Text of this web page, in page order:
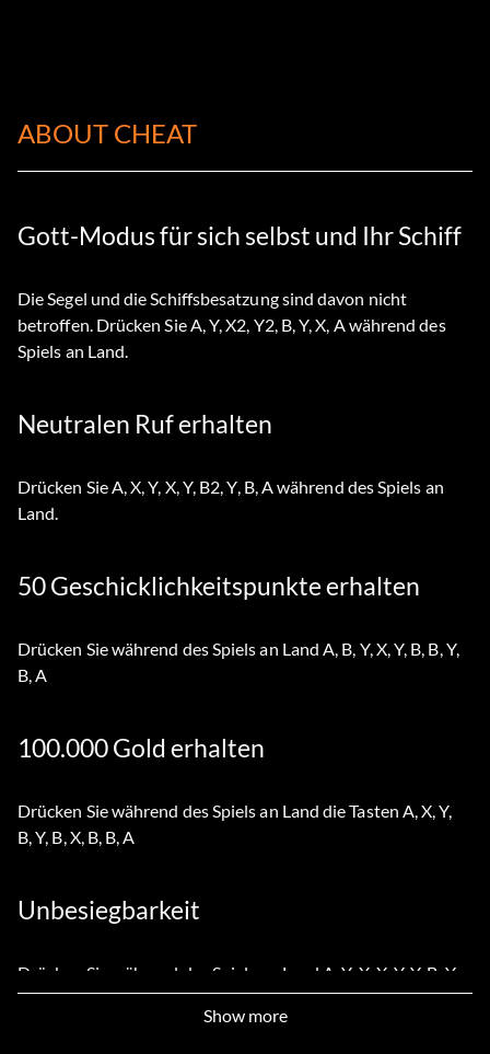
ABOUT CHEAT
Gott-Modus für sich selbst und Ihr Schiff
Die Segel und die Schiffsbesatzung sind davon nicht
betroffen. Drücken Sie A, Y, X2, Y2, B, Y, X, A während des
Spiels an Land.
Neutralen Ruf erhalten
Drücken Sie A, X, Y, X, Y, B2, Y, B, A während des Spiels an
Land.
50 Geschicklichkeitspunkte erhalten
Drücken Sie während des Spiels an Land A, B, Y, X, Y, B, B, Y,
B, A
100.000 Gold erhalten
Drücken Sie während des Spiels an Land die Tasten A, X, Y,
B, Y, B, X, B, B, A
Unbesiegbarkeit
Drücken Sie während des Spiels an Land A, Y, X, X, Y, Y, B, Y,
X, A
Show more